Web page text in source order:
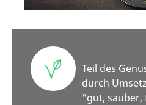
Teil des
durch
"gut, sauber,